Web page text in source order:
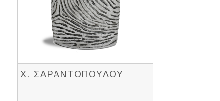
Χ. ΣΑΡΑΝΤΟΠΟΥΛΟΥ